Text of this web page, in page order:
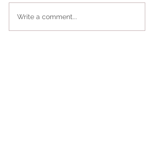
Write a comment...